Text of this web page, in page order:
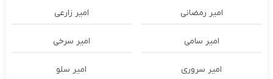
امیر رمضانی امیر زارعی
امیر سامی امیر سرخی
امیر سروری امیر سلو